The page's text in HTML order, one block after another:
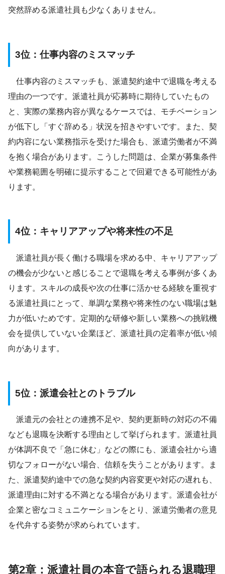
突然辞める派遣社員も少なくありません。
3位：仕事内容のミスマッチ
仕事内容のミスマッチも、派遣契約途中で退職を考える
理由の一つです。派遣社員が応募時に期待していたもの
と、実際の業務内容が異なるケースでは、モチベーション
が低下し「すぐ辞める」状況を招きやすいです。また、契
約内容にない業務指示を受けた場合も、派遣労働者が不満
を抱く場合があります。こうした問題は、企業が募集条件
や業務範囲を明確に提示することで回避できる可能性があ
ります。
4位：キャリアアップや将来性の不足
派遣社員が長く働ける職場を求める中、キャリアアップ
の機会が少ないと感じることで退職を考える事例が多くあ
ります。スキルの成長や次の仕事に活かせる経験を重視す
る派遣社員にとって、単調な業務や将来性のない職場は魅
力が低いためです。定期的な研修や新しい業務への挑戦機
会を提供していない企業ほど、派遣社員の定着率が低い傾
向があります。
5位：派遣会社とのトラブル
派遣元の会社との連携不足や、契約更新時の対応の不備
なども退職を決断する理由として挙げられます。派遣社員
が体調不良で「急に休む」などの際にも、派遣会社から適
切なフォローがない場合、信頼を失うことがあります。ま
た、派遣契約途中での急な契約内容変更や対応の遅れも、
派遣理由に対する不満となる場合があります。派遣会社が
企業と密なコミュニケーションをとり、派遣労働者の意見
を代弁する姿勢が求められています。
第2章：派遣社員の本音で語られる退職理